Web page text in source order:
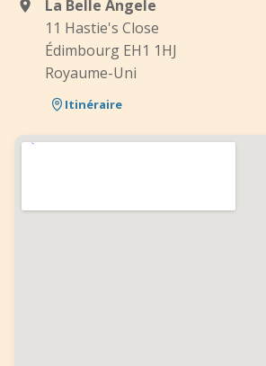
La Belle Angele
11 Hastie's Close
Édimbourg EH1 1HJ
Royaume-Uni
Itinéraire